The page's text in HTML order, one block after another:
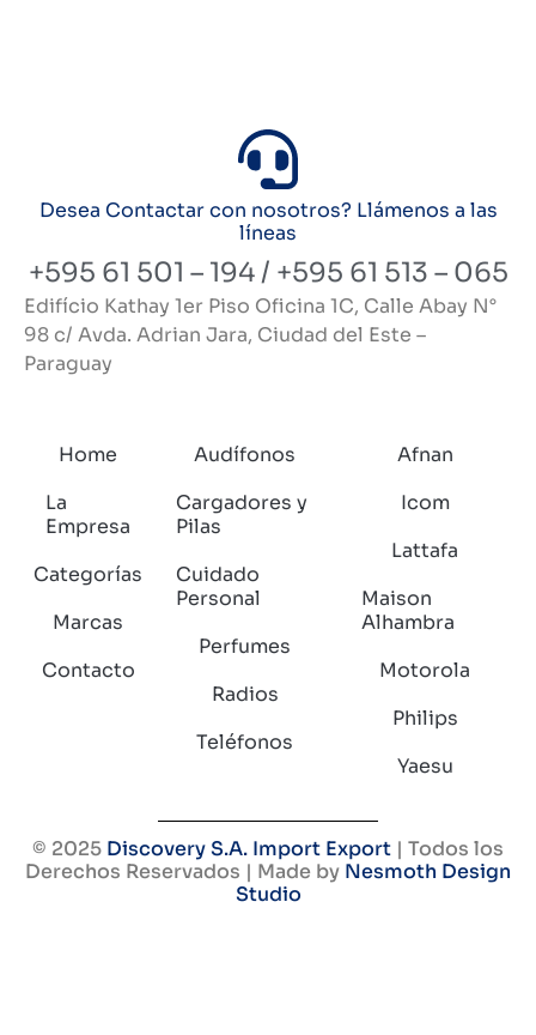
Desea Contactar con nosotros? Llámenos a las
líneas
+595 61 501 – 194 / +595 61 513 – 065
Edifício Kathay 1er Piso Oficina 1C, Calle Abay N°
98 c/ Avda. Adrian Jara, Ciudad del Este –
Paraguay
Home
La
Empresa
Categorías
Marcas
Contacto
Audífonos
Cargadores y
Pilas
Cuidado
Personal
Perfumes
Radios
Teléfonos
Afnan
Icom
Lattafa
Maison
Alhambra
Motorola
Philips
Yaesu
© 2025 Discovery S.A. Import Export | Todos los
Derechos Reservados | Made by Nesmoth Design
Studio